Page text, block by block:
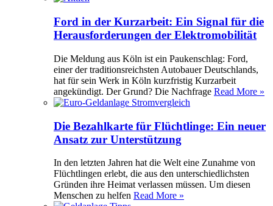
Ford in der Kurzarbeit: Ein Signal für die
Herausforderungen der Elektromobilität
Die Meldung aus Köln ist ein Paukenschlag: Ford,
einer der traditionsreichsten Autobauer Deutschlands,
hat für sein Werk in Köln kurzfristig Kurzarbeit
angekündigt. Der Grund? Die Nachfrage Read More »
Die Bezahlkarte für Flüchtlinge: Ein neuer
Ansatz zur Unterstützung
In den letzten Jahren hat die Welt eine Zunahme von
Flüchtlingen erlebt, die aus den unterschiedlichsten
Gründen ihre Heimat verlassen müssen. Um diesen
Menschen zu helfen Read More »